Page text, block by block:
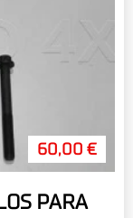
60,00 €
PARA